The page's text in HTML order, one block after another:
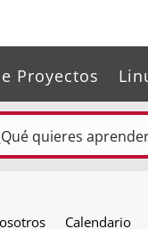
Proyectos
Calendario